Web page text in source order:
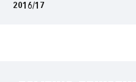
2016/17